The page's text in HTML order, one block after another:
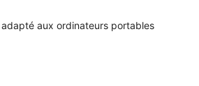
aux ordinateurs portables